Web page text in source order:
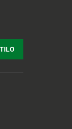
supermarket